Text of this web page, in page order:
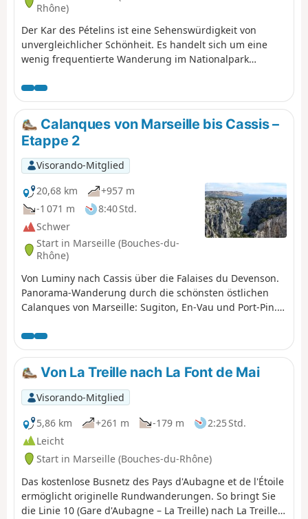
Rhône)
Der Kar des Pételins ist eine Sehenswürdigkeit von
unvergleichlicher Schönheit. Es handelt sich um eine
wenig frequentierte Wanderung im Nationalpark
anspruchsvolle Wanderung, die trittsicher sein, eine
gute körperliche Verfassung und an einigen Stellen, an
denen der Weg weniger leicht zu finden ist, den
sicheren Umgang mit einem GPS erfordert. Diese
Wanderung ist keine Rundwanderung, sondern wird mit
Hilfe eines Shuttle-Services zwischen dem Parkplatz von
Logisson und dem Parkplatz am Col de la Gineste
durchgeführt. Achtung: Sie wandern in einem
Nationalpark, halten Sie sich an die Regeln und
verlassen Sie die Wege nicht. Informieren Sie sich vor
dem Aufbruch über die Vorschriften dieses
Nationalparks: Vorschriften des Nationalparks Calanques
Calanques von Marseille bis Cassis –
Etappe 2
Visorando-Mitglied
20,68 km
+957 m
-1 071 m
8:40 Std.
Schwer
Start in Marseille (Bouches-du-
Rhône)
Von Luminy nach Cassis über die Falaises du Devenson.
Panorama-Wanderung durch die schönsten östlichen
Calanques von Marseille: Sugiton, En-Vau und Port-Pin.
besonderen Vorschriften unterliegt. Bei Nichtbeachtung
dieser Vorschriften droht Ihnen eine Geldstrafe von bis
zu 1500 €.
Von La Treille nach La Font de Mai
Visorando-Mitglied
5,86 km
+261 m -179 m
2:25 Std.
Leicht
Start in Marseille (Bouches-du-Rhône)
Das kostenlose Busnetz des Pays d'Aubagne et de l'Étoile
ermöglicht originelle Rundwanderungen. So bringt Sie
die Linie 10 (Gare d'Aubagne – La Treille) nach La Treille,